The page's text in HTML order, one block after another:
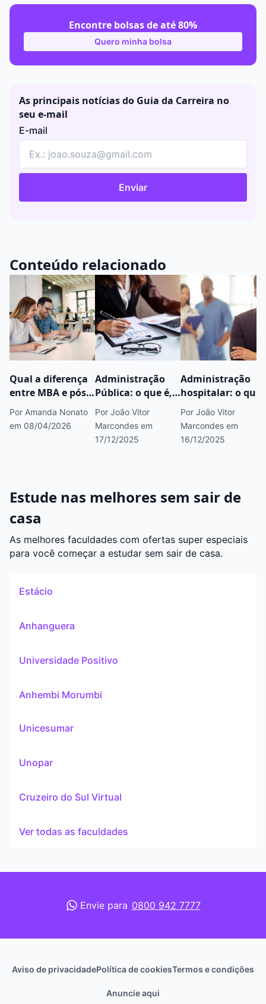
Encontre bolsas de até 80%
Quero minha bolsa
As principais notícias do Guia da Carreira no
seu e-mail
E-mail
Enviar
Conteúdo relacionado
Qual a diferença
entre MBA e pós-
graduação?
Por Amanda Nonato
em 08/04/2026
Administração
Pública: o que é,
onde atuar,
salário e
formação exigida
Por João Vitor
Marcondes em
17/12/2025
Administração
hospitalar: o que
é, onde atuar,
salário e
formação
Por João Vitor
Marcondes em
16/12/2025
Estude nas melhores sem sair de
casa
As melhores faculdades com ofertas super especiais
para você começar a estudar sem sair de casa.
Estácio
Anhanguera
Universidade Positivo
Anhembi Morumbi
Unicesumar
Unopar
Cruzeiro do Sul Virtual
Ver todas as faculdades
Envie para 0800 942 7777
Aviso de privacidadePolítica de cookiesTermos e condições
Anuncie aqui